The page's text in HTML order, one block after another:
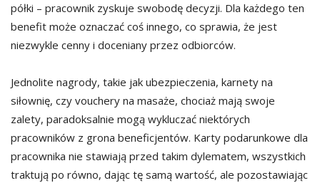
półki – pracownik zyskuje swobodę decyzji. Dla każdego ten
benefit może oznaczać coś innego, co sprawia, że jest
niezwykle cenny i doceniany przez odbiorców.
Jednolite nagrody, takie jak ubezpieczenia, karnety na
siłownię, czy vouchery na masaże, chociaż mają swoje
zalety, paradoksalnie mogą wykluczać niektórych
pracowników z grona beneficjentów. Karty podarunkowe dla
pracownika nie stawiają przed takim dylematem, wszystkich
traktują po równo, dając tę samą wartość, ale pozostawiając